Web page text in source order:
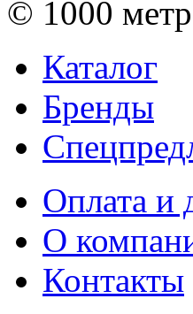
© 1000
Каталог
Бренды
Оплата и
О
Контакты